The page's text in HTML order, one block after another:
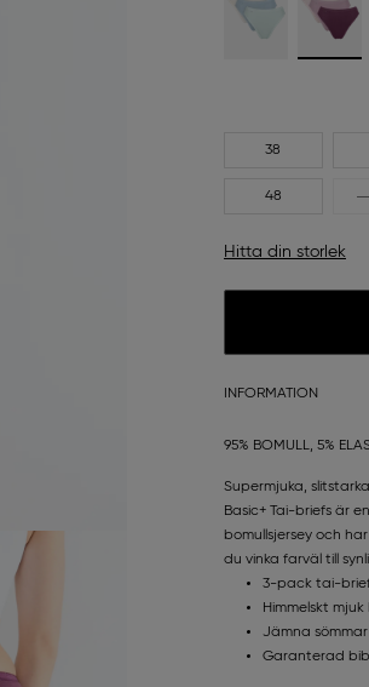
38
48
Hitta din storlek
INFORMATION
95% BOMULL, 5%
Supermjuka,
Basic+ Tai-briefs är
bomullsjersey och
du vinka farväl till
3-pack tai-
Himmelskt
Jämna
Garanterad